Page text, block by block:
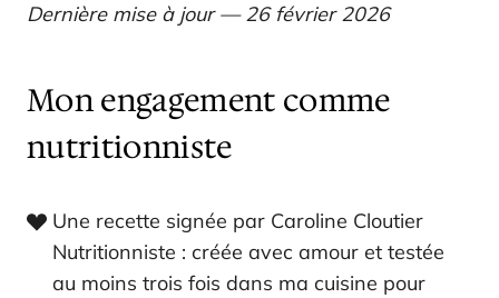
Dernière mise à jour — 26 février 2026
Mon engagement comme
nutritionniste
Une recette signée par Caroline Cloutier
Nutritionniste : créée avec amour et testée
au moins trois fois dans ma cuisine pour